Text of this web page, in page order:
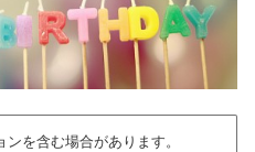
を含む場合があります。